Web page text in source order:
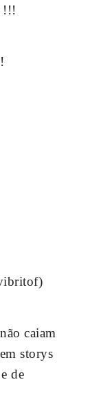
!!!
caiam
storys
de